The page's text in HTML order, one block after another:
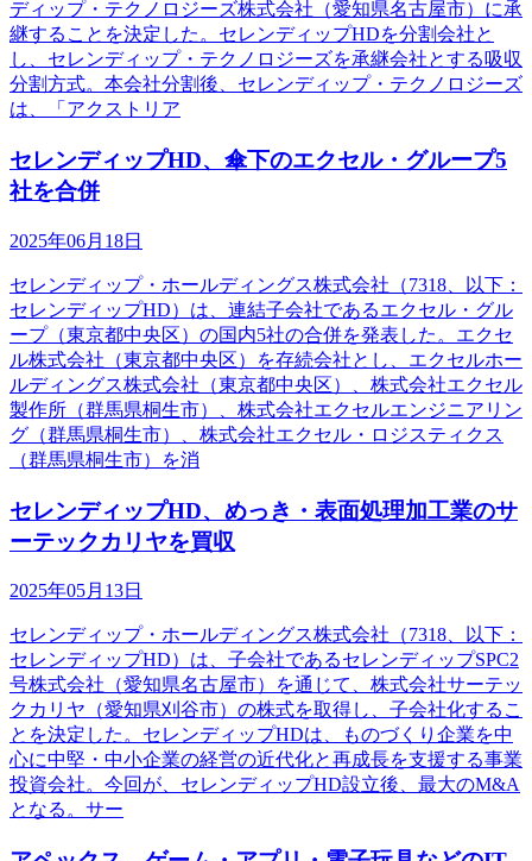
ディップ・テクノロジーズ株式会社（愛知県名古屋市）に承
継することを決定した。セレンディップHDを分割会社と
し、セレンディップ・テクノロジーズを承継会社とする吸収
分割方式。本会社分割後、セレンディップ・テクノロジーズ
は、「アクストリア
セレンディップHD、傘下のエクセル・グループ5
社を合併
2025年06月18日
セレンディップ・ホールディングス株式会社（7318、以下：
セレンディップHD）は、連結子会社であるエクセル・グル
ープ（東京都中央区）の国内5社の合併を発表した。エクセ
ル株式会社（東京都中央区）を存続会社とし、エクセルホー
ルディングス株式会社（東京都中央区）、株式会社エクセル
製作所（群馬県桐生市）、株式会社エクセルエンジニアリン
グ（群馬県桐生市）、株式会社エクセル・ロジスティクス
（群馬県桐生市）を消
セレンディップHD、めっき・表面処理加工業のサ
ーテックカリヤを買収
2025年05月13日
セレンディップ・ホールディングス株式会社（7318、以下：
セレンディップHD）は、子会社であるセレンディップSPC2
号株式会社（愛知県名古屋市）を通じて、株式会社サーテッ
クカリヤ（愛知県刈谷市）の株式を取得し、子会社化するこ
とを決定した。セレンディップHDは、ものづくり企業を中
心に中堅・中小企業の経営の近代化と再成長を支援する事業
投資会社。今回が、セレンディップHD設立後、最大のM&A
となる。サー